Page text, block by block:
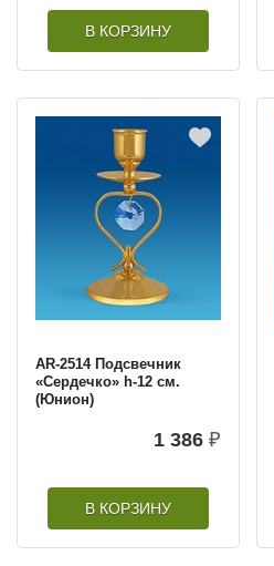
В КОРЗИНУ
AR-2514 Подсвечник
«Сердечко» h-12 см.
(Юнион)
1 386 ₽
В КОРЗИНУ